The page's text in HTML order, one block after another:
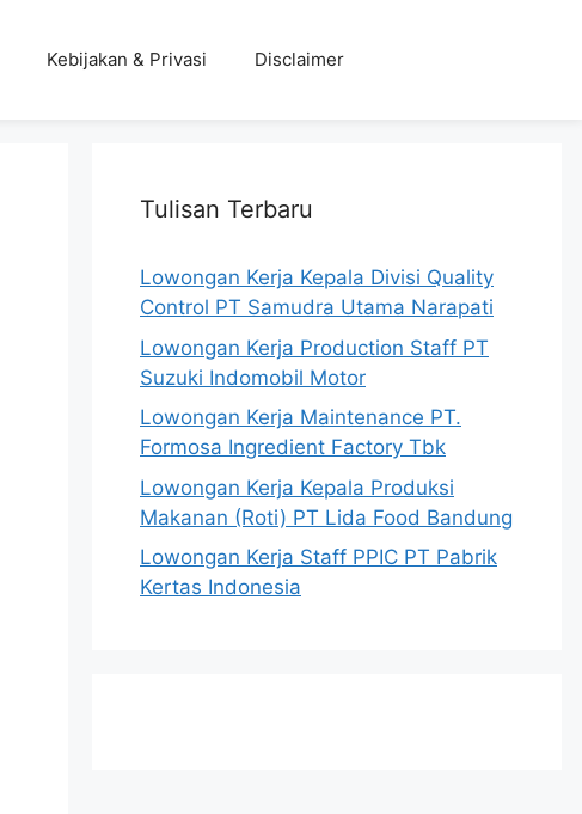
Kebijakan & Privasi Disclaimer
Tulisan Terbaru
Lowongan Kerja Kepala Divisi Quality
Control PT Samudra Utama Narapati
Lowongan Kerja Production Staff PT
Suzuki Indomobil Motor
Lowongan Kerja Maintenance PT.
Formosa Ingredient Factory Tbk
Lowongan Kerja Kepala Produksi
Makanan (Roti) PT Lida Food Bandung
Lowongan Kerja Staff PPIC PT Pabrik
Kertas Indonesia